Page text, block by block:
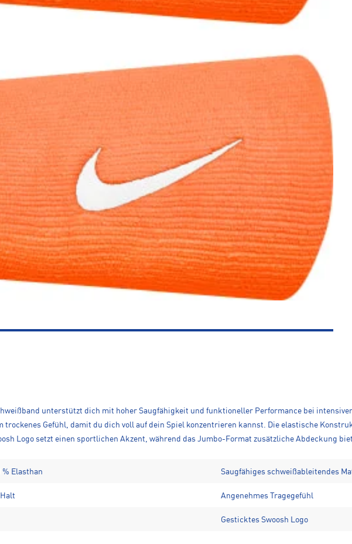
unterstützt dich mit hoher Saugfähigkeit und funktioneller Performance bei
trockenes Gefühl, damit du dich voll auf dein Spiel konzentrieren kannst. Die elastische
Logo setzt einen sportlichen Akzent, während das Jumbo-Format zusätzliche Abdeckung
% Elasthan Saugfähiges schweißableitendes
Angenehmes Tragegefühl
Gesticktes Swoosh Logo